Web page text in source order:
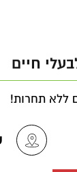
חיים
ללא תחרות!